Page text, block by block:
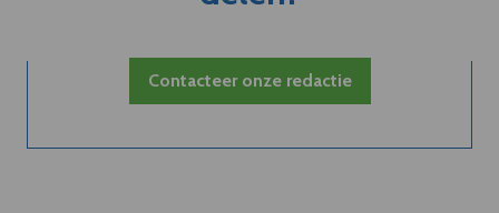
Contacteer onze redactie